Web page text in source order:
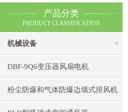
产品分类
PRODUCT CLASSIFICATION
机械设备
DBF-9Q6变压器风扇电机
粉尘防爆和气体防爆边墙式排风机